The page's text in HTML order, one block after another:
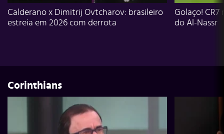
Calderano x Dimitrij Ovtcharov: brasileiro
estreia em 2026 com derrota
Golaço!
do Al-Nassr
Corinthians